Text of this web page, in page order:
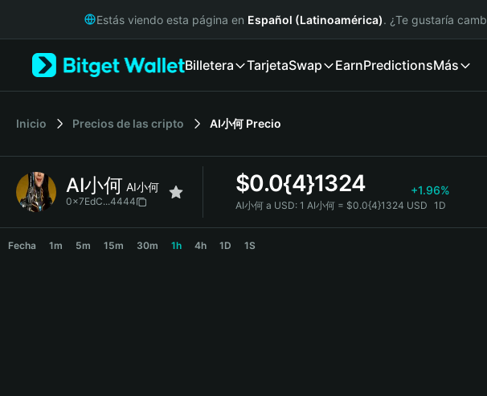
Русский
Italiano
简体中文
繁體中文
Bahasa Indonesia
Estás viendo esta página en Español (Latinoamérica). ¿Te gustaría
Billetera TarjetaSwap EarnPredictionsMás
Inicio Precios de las cripto AI小何 Precio
AI小何 AI小何
0x7EdC...4444
$0.0{4}1324 +1.96%
AI小何 a USD: 1 AI小何 = $0.0{4}1324 USD 1D
Fecha 1m 5m 15m 30m 1h 4h 1D 1S